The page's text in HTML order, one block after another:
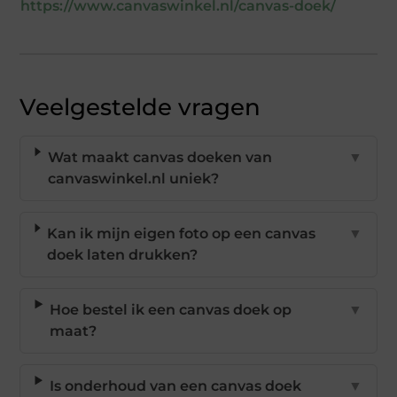
https://www.canvaswinkel.nl/canvas-doek/
Veelgestelde vragen
Wat maakt canvas doeken van
canvaswinkel.nl uniek?
▼
Kan ik mijn eigen foto op een canvas
doek laten drukken?
▼
Hoe bestel ik een canvas doek op
maat?
▼
Is onderhoud van een canvas doek ▼